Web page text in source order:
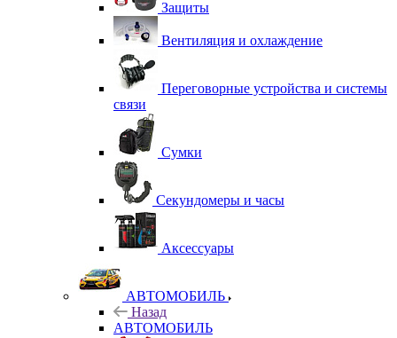
Защиты
Вентиляция и охлаждение
Переговорные устройства и системы
связи
Сумки
Секундомеры и часы
Аксессуары
АВТОМОБИЛЬ
Назад
АВТОМОБИЛЬ